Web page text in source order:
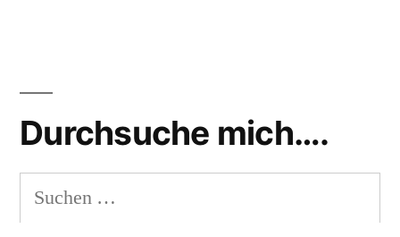
Durchsuche mich….
Suchen
nach: